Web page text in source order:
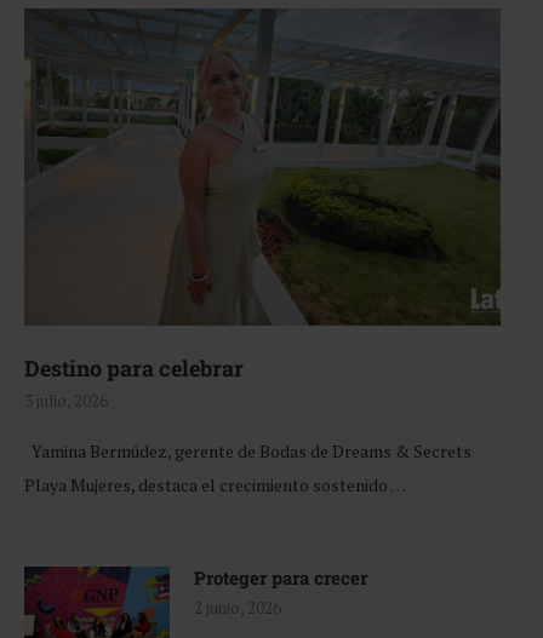
Destino para celebrar
3 julio, 2026
Yamina Bermúdez, gerente de Bodas de Dreams & Secrets
Playa Mujeres, destaca el crecimiento sostenido …
Proteger para crecer
2 junio, 2026